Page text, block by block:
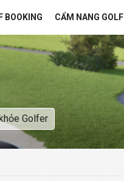
BOOKING CẨM NANG GOLF
Golfer